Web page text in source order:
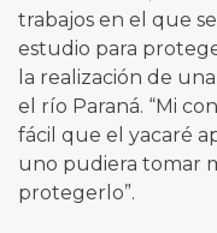
trabajos en el que
estudio para
la realización de
el río Paraná. “Mi
fácil que el yacaré
uno pudiera tomar
protegerlo”.